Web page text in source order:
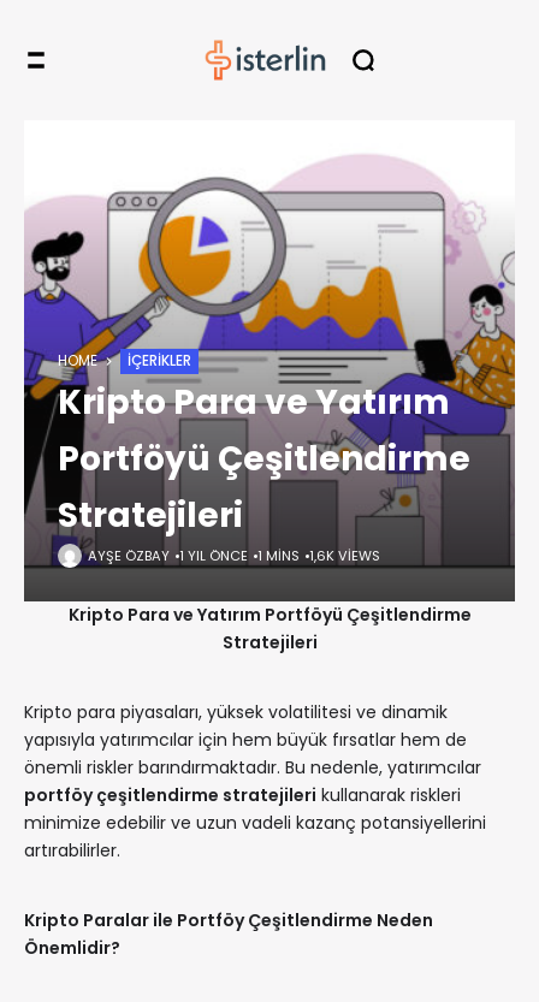
HOME İÇERIKLER
Kripto Para ve Yatırım
Portföyü Çeşitlendirme
Stratejileri
AYŞE ÖZBAY 1 YIL ÖNCE 1 MINS 1,6K VIEWS
Kripto Para ve Yatırım Portföyü Çeşitlendirme
Stratejileri
Kripto para piyasaları, yüksek volatilitesi ve dinamik
yapısıyla yatırımcılar için hem büyük fırsatlar hem de
önemli riskler barındırmaktadır. Bu nedenle, yatırımcılar
portföy çeşitlendirme stratejileri kullanarak riskleri
minimize edebilir ve uzun vadeli kazanç potansiyellerini
artırabilirler.
Kripto Paralar ile Portföy Çeşitlendirme Neden
Önemlidir?